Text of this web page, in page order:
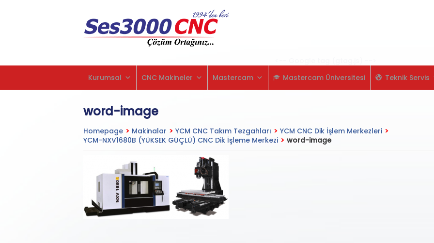
Kurumsal
CNC Makineler Mastercam Mastercam Üniversitesi Teknik Servis
word-image
Homepage > Makinalar > YCM CNC Takım Tezgahları > YCM CNC Dik İşlem Merkezleri >
YCM-NXV1680B (YÜKSEK GÜÇLÜ) CNC Dik İşleme Merkezi > word-image